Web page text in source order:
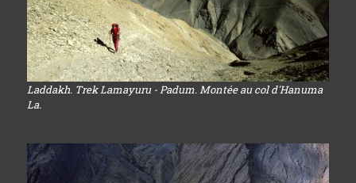
Laddakh. Trek Lamayuru - Padum. Montée au col d'Hanuma
La.